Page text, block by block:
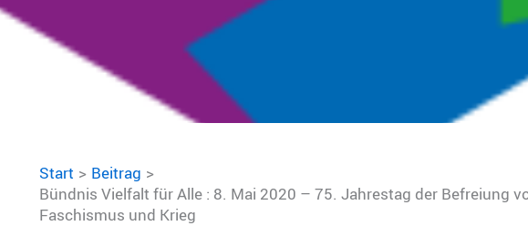
Start
Beitrag
Bündnis Vielfalt für Alle : 8. Mai 2020 – 75. Jahrestag der Befreiung
Faschismus und Krieg